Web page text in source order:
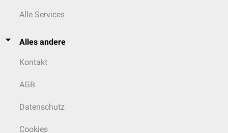
Alle Services
Alles andere
Kontakt
AGB
Datenschutz
Cookies